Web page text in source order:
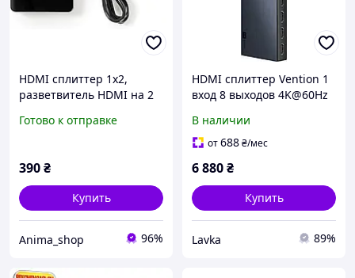
HDMI сплиттер 1x2,
разветвитель HDMI на 2
распределитель сигнала
Готово к отправке
390₴
Купить
Anima_shop 96%
HDMI сплиттер Vention 1
вход 8 выходов 4K@60Hz
В наличии
от688₴/мес
6 880₴
Купить
Lavka 89%